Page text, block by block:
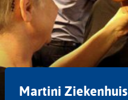
Martini Ziekenhuis